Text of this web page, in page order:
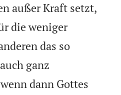
außer Kraft setzt,
die weniger
das so
ganz
dann Gottes